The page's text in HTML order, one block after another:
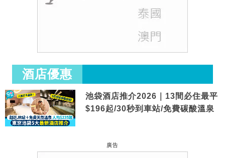
酒店優惠
池袋酒店推介2026｜13間必住最平
$196起/30秒到車站/免費碳酸溫泉
廣告